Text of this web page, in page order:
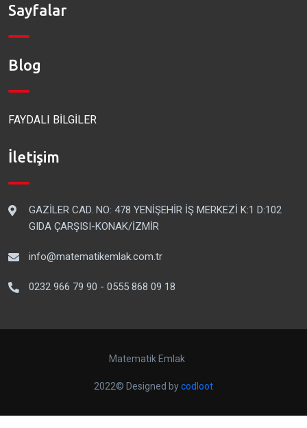
Sayfalar
Blog
FAYDALI BİLGİLER
İletişim
GAZİLER CAD. NO: 478 YENİŞEHİR İŞ MERKEZİ K:1 D:102
GIDA ÇARŞISI-KONAK/İZMİR
info@matematikemlak.com.tr
0232 966 79 90 - 0555 868 09 18
Matematik Emlak
2022© Designed bycodloot